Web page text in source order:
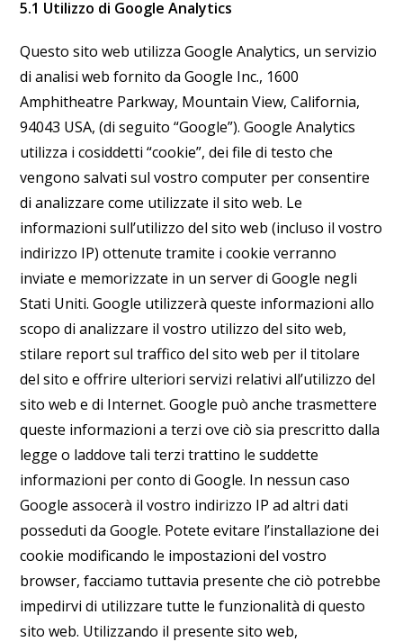
5.1 Utilizzo di Google Analytics
Questo sito web utilizza Google Analytics, un servizio
di analisi web fornito da Google Inc., 1600
Amphitheatre Parkway, Mountain View, California,
94043 USA, (di seguito “Google”). Google Analytics
utilizza i cosiddetti “cookie”, dei file di testo che
vengono salvati sul vostro computer per consentire
di analizzare come utilizzate il sito web. Le
informazioni sull’utilizzo del sito web (incluso il vostro
indirizzo IP) ottenute tramite i cookie verranno
inviate e memorizzate in un server di Google negli
Stati Uniti. Google utilizzerà queste informazioni allo
scopo di analizzare il vostro utilizzo del sito web,
stilare report sul traffico del sito web per il titolare
del sito e offrire ulteriori servizi relativi all’utilizzo del
sito web e di Internet. Google può anche trasmettere
queste informazioni a terzi ove ciò sia prescritto dalla
legge o laddove tali terzi trattino le suddette
informazioni per conto di Google. In nessun caso
Google assocerà il vostro indirizzo IP ad altri dati
posseduti da Google. Potete evitare l’installazione dei
cookie modificando le impostazioni del vostro
browser, facciamo tuttavia presente che ciò potrebbe
impedirvi di utilizzare tutte le funzionalità di questo
sito web. Utilizzando il presente sito web,